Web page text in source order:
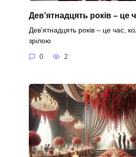
Дев’ятнадцять років – це
Дев’ятнадцять років – це час,
зрілою
0 2